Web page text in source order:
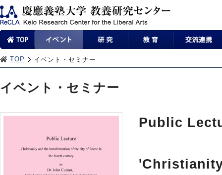
TOP イベント・セミナー
イベント・セミナー
Public